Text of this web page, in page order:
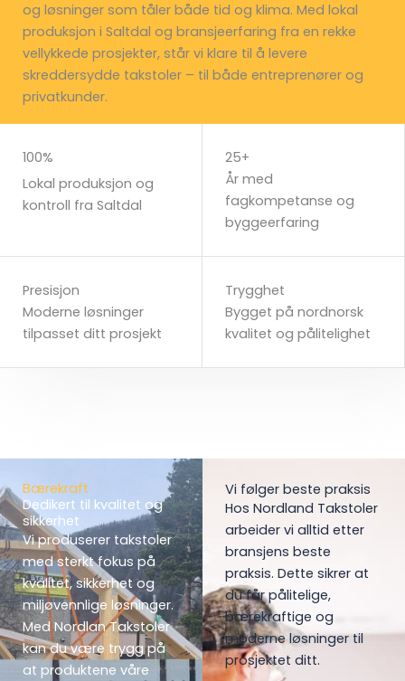
og løsninger som tåler både tid og klima. Med lokal
produksjon i Saltdal og bransjeerfaring fra en rekke
vellykkede prosjekter, står vi klare til å levere
skreddersydde takstoler – til både entreprenører og
privatkunder.
100%
Lokal produksjon og
kontroll fra Saltdal
25+
År med
fagkompetanse og
byggeerfaring
Presisjon
Moderne løsninger
tilpasset ditt prosjekt
Trygghet
Bygget på nordnorsk
kvalitet og pålitelighet
Bærekraft
Dedikert til kvalitet og
sikkerhet
Vi produserer takstoler
med sterkt fokus på
kvalitet, sikkerhet og
miljøvennlige løsninger.
Med Nordlan Takstoler
kan du være trygg på
at produktene våre
Vi følger beste praksis
Hos Nordland Takstoler
arbeider vi alltid etter
bransjens beste
praksis. Dette sikrer at
du får pålitelige,
bærekraftige og
moderne løsninger til
prosjektet ditt.